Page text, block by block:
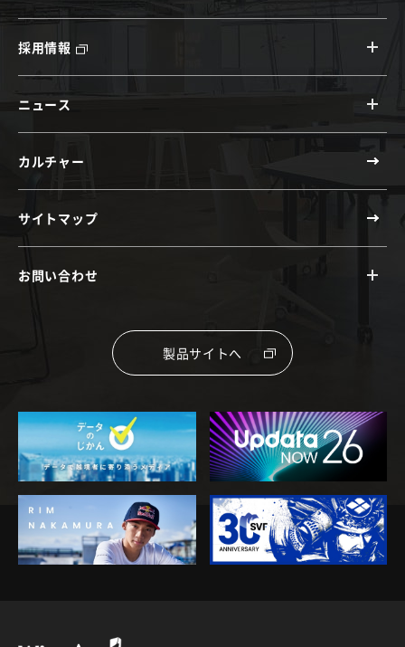
採用情報
ニュース
カルチャー
サイトマップ
お問い合わせ
製品サイトへ